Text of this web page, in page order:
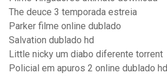
The deuce 3 temporada estreia
Parker filme online dublado
Salvation dublado hd
Little nicky um diabo diferente torrent
Policial em apuros 2 online dublado hd